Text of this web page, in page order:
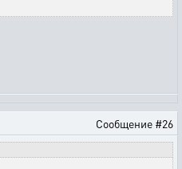
Сообщение #26